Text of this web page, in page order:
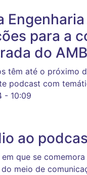
para a
do
têm até o próximo
podcast com
- 10:09
ao
em que se
meio de